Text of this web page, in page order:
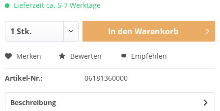
Lieferzeit ca. 5-7 Werktage
In den Warenkorb
Merken Bewerten Empfehlen
Artikel-Nr.: 06181360000
Beschreibung